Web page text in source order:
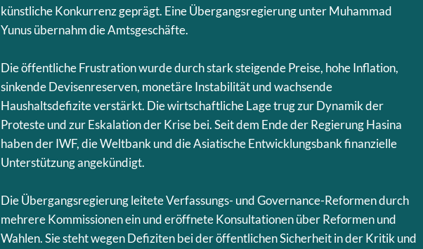
künstliche Konkurrenz geprägt. Eine Übergangsregierung unter Muhammad
Yunus übernahm die Amtsgeschäfte.
Die öffentliche Frustration wurde durch stark steigende Preise, hohe Inflation,
sinkende Devisenreserven, monetäre Instabilität und wachsende
Haushaltsdefizite verstärkt. Die wirtschaftliche Lage trug zur Dynamik der
Proteste und zur Eskalation der Krise bei. Seit dem Ende der Regierung Hasina
haben der IWF, die Weltbank und die Asiatische Entwicklungsbank finanzielle
Unterstützung angekündigt.
Die Übergangsregierung leitete Verfassungs- und Governance-Reformen durch
mehrere Kommissionen ein und eröffnete Konsultationen über Reformen und
Wahlen. Sie steht wegen Defiziten bei der öffentlichen Sicherheit in der Kritik und